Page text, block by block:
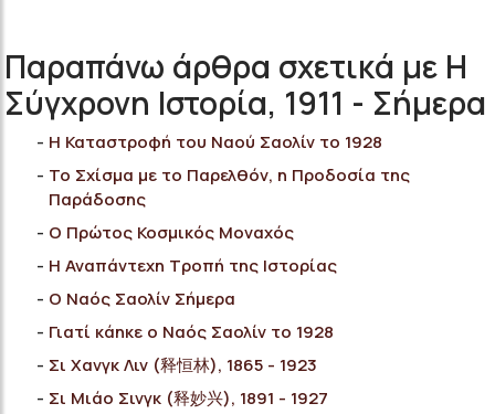
Παραπάνω άρθρα σχετικά με Η
Σύγχρονη Ιστορία, 1911 - Σήμερα
Η Καταστροφή του Nαού Σαολίν το 1928
Το Σχίσμα με το Παρελθόν, η Προδοσία της
Παράδοσης
Ο Πρώτος Κοσμικός Μοναχός
Η Αναπάντεχη Τροπή της Ιστορίας
Ο Ναός Σαολίν Σήμερα
Γιατί κάηκε ο Ναός Σαολίν το 1928
Σι Χανγκ Λιν (释恒林), 1865 - 1923
Σι Μιάο Σινγκ (释妙兴), 1891 - 1927